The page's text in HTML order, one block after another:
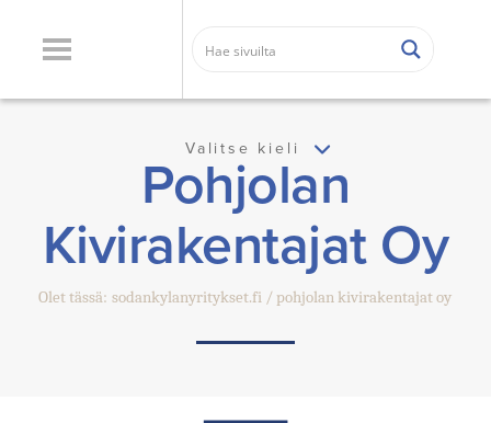
Valitse kieli
Pohjolan
Kivirakentajat Oy
Olet tässä: sodankylanyritykset.fi pohjolan kivirakentajat oy